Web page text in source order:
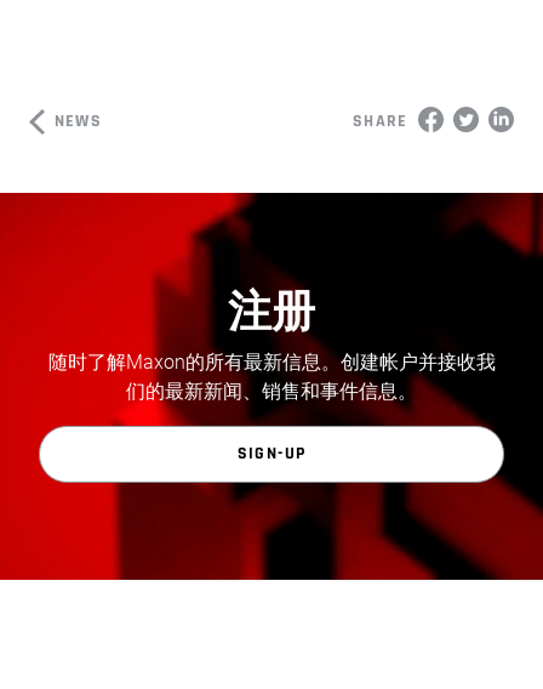
NEWS SHARE
注册
随时了解Maxon的所有最新信息。创建帐户并接收我
们的最新新闻、销售和事件信息。
SIGN-UP